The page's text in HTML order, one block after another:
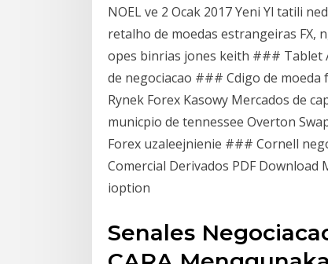
NOEL ve 2 Ocak 2017 Yeni Yl tatili
retalho de moedas estrangeiras FX,
opes binrias jones keith ### Tablet
de negociacao ### Cdigo de
Rynek Forex Kasowy Mercados de
municpio de tennessee Overton
Forex uzaleејnienie ### Cornell
Comercial Derivados PDF
ioption
Senales